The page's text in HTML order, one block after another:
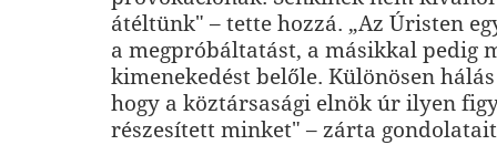
átéltünk" – tette hozzá. „Az Úristen
a megpróbáltatást, a másikkal pedig
kimenekedést belőle. Különösen
hogy a köztársasági elnök úr ilyen
részesített minket" – zárta